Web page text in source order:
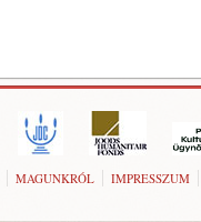
MAGUNKRÓL IMPRESSZUM